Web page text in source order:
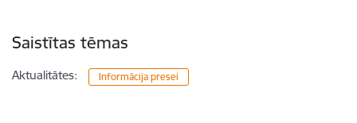
Saistītas tēmas
Aktualitātes: Informācija presei